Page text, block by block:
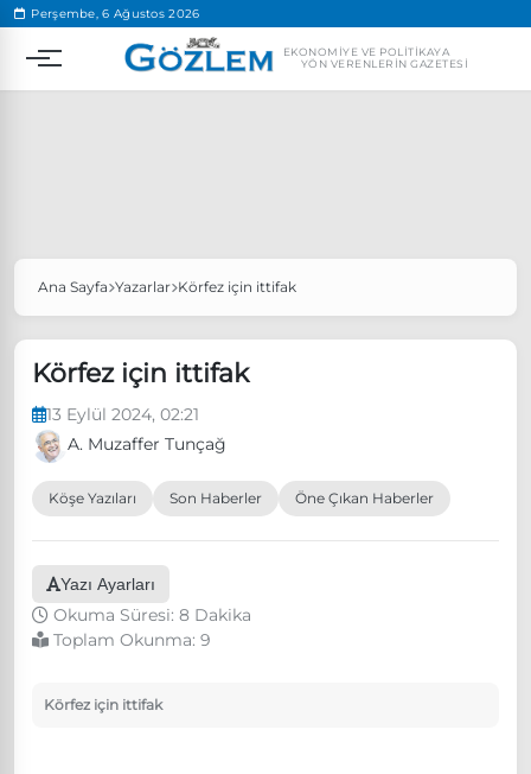
Perşembe, 6 Ağustos 2026
EKONOMIYE VE POLITIKAYA
YÖN VERENLERIN GAZETESI
Popüler Aramalar
Özgür Özel, Ekrem İmamoğlu’nu ziyaret edecek
Ünlü çift bir etkinliğe daha katılmama kararı aldı
Ana Sayfa Yazarlar Körfez için ittifak
Körfez için ittifak
13 Eylül 2024, 02:21
A. Muzaffer Tunçağ
Köşe Yazıları Son Haberler Öne Çıkan Haberler
Yazı Ayarları
Okuma Süresi: 8 Dakika
Toplam Okunma: 9
Körfez için ittifak